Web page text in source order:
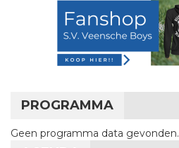
PROGRAMMA
Geen programma data gevonden.